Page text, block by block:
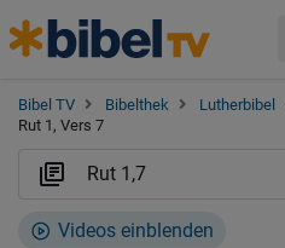
Bibel TV Bibelthek Lutherbibel
Rut 1, Vers 7
Videos einblenden